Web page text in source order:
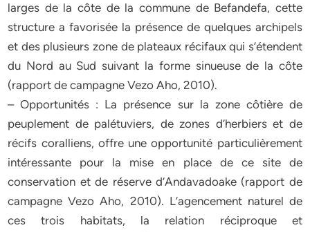
larges de la côte de la commune de Befandefa, cette
structure a favorisée la présence de quelques archipels
et des plusieurs zone de plateaux récifaux qui s’étendent
du Nord au Sud suivant la forme sinueuse de la côte
(rapport de campagne Vezo Aho, 2010).
– Opportunités : La présence sur la zone côtière de
peuplement de palétuviers, de zones d’herbiers et de
récifs coralliens, offre une opportunité particulièrement
intéressante pour la mise en place de ce site de
conservation et de réserve d’Andavadoake (rapport de
campagne Vezo Aho, 2010). L’agencement naturel de
ces trois habitats, la relation réciproque et